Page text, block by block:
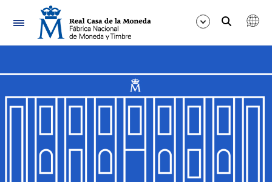
Nabigazioa
Erakutsi/Ezkutatu
Erakutsi/Ezkutatu
Erakutsi/Ezkutatu